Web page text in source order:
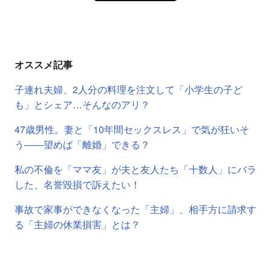
オススメ記事
子連れ夫婦、2人分の料理を注文して「小学生の子ど
も」とシェア…そんなのアリ？
47歳男性。妻と「10年間セックスレス」で気が狂いそ
う――望めば「離婚」できる？
私の不倫を「ママ友」が夫と友人たち「十数人」にバラ
した、名誉毀損で訴えたい！
事故で家事ができなくなった「主婦」、相手方に請求す
る「主婦の休業損害」とは？